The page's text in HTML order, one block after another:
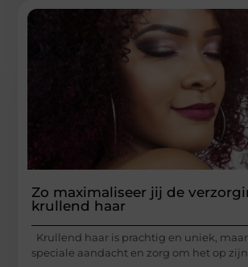
Zo maximaliseer jij de
krullend haar
Krullend haar is prachtig en uniek,
speciale aandacht en zorg om het op